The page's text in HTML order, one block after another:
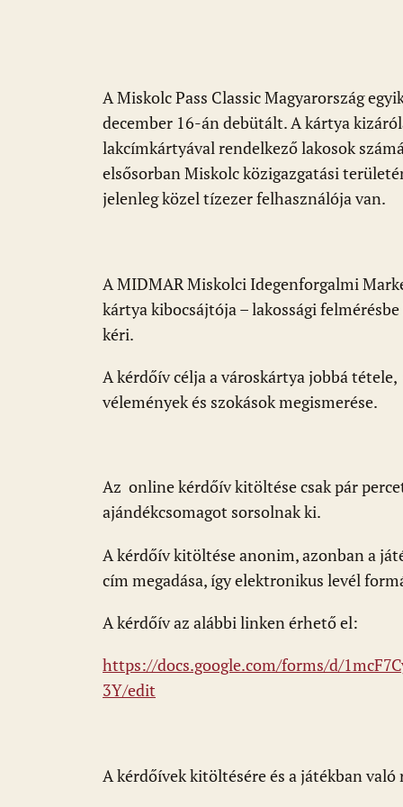
A Miskolc Pass Classic Magyarország
december 16-án debütált. A kártya
lakcímkártyával rendelkező lakosok
elsősorban Miskolc közigazgatási
jelenleg közel tízezer felhasználója van.
A MIDMAR Miskolci Idegenforgalmi
kártya kibocsájtója – lakossági
kéri.
A kérdőív célja a városkártya jobbá
vélemények és szokások megismerése.
Az online kérdőív kitöltése csak pár
ajándékcsomagot sorsolnak ki.
A kérdőív kitöltése anonim, azonban a
cím megadása, így elektronikus levél
A kérdőív az alábbi linken érhető el:
https://docs.google.com/forms/d/
3Y/edit
A kérdőívek kitöltésére és a játékban